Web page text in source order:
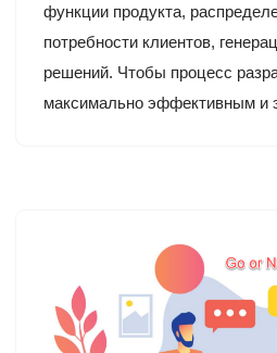
функции продукта,
потребности клиентов,
решений. Чтобы процесс
максимально эффективным и